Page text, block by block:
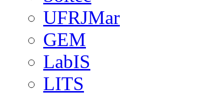
UFRJMar
GEM
LabIS
LITS